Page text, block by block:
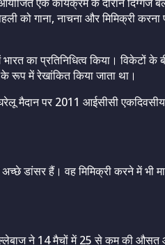
को गाना, नाचना और मिमिक्री
का प्रतिनिधित्व किया। विकेटों के
में रेखांकित किया जाता था।
मैदान पर 2011 आईसीसी
डांसर हैं। वह मिमिक्री करने में भी
ने 14 मैचों में 25 से कम की